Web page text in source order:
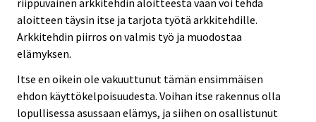
aloitteen täysin itse ja tarjota työtä arkkitehdille.
Arkkitehdin piirros on valmis työ ja muodostaa
elämyksen.
Itse en oikein ole vakuuttunut tämän ensimmäisen
ehdon käyttökelpoisuudesta. Voihan itse rakennus olla
lopullisessa asussaan elämys, ja siihen on osallistunut